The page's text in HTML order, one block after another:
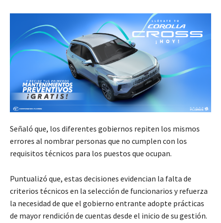
Señaló que, los diferentes gobiernos repiten los mismos
errores al nombrar personas que no cumplen con los
requisitos técnicos para los puestos que ocupan.
Puntualizó que, estas decisiones evidencian la falta de
criterios técnicos en la selección de funcionarios y refuerza
la necesidad de que el gobierno entrante adopte prácticas
de mayor rendición de cuentas desde el inicio de su gestión.